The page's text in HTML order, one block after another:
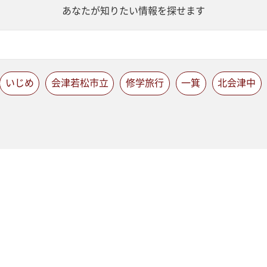
あなたが知りたい情報を探せます
いじめ 会津若松市立 修学旅行 一箕 北会津中